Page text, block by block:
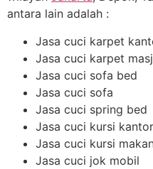
antara lain adalah :
Jasa cuci karpet
Jasa cuci karpet
Jasa cuci sofa bed
Jasa cuci sofa
Jasa cuci spring bed
Jasa cuci kursi kantor
Jasa cuci kursi
Jasa cuci jok mobil